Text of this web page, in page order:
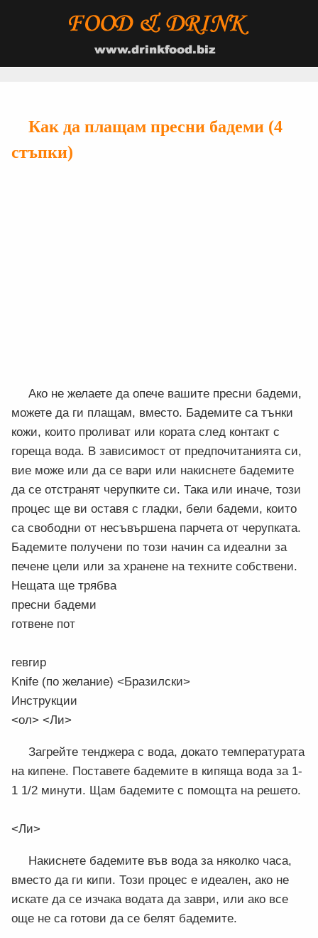
Как да плащам пресни бадеми (4
стъпки)
Ако не желаете да опече вашите пресни бадеми,
можете да ги плащам, вместо. Бадемите са тънки
кожи, които проливат или кората след контакт с
гореща вода. В зависимост от предпочитанията си,
вие може или да се вари или накиснете бадемите
да се отстранят черупките си. Така или иначе, този
процес ще ви оставя с гладки, бели бадеми, които
са свободни от несъвършена парчета от черупката.
Бадемите получени по този начин са идеални за
печене цели или за хранене на техните собствени.
Нещата ще трябва
пресни бадеми
готвене пот
гевгир
Knife (по желание) <Бразилски>
Инструкции
<ол> <Ли>
Загрейте тенджера с вода, докато температурата
на кипене. Поставете бадемите в кипяща вода за 1-
1 1/2 минути. Щам бадемите с помощта на решето.
<Ли>
Накиснете бадемите във вода за няколко часа,
вместо да ги кипи. Този процес е идеален, ако не
искате да се изчака водата да заври, или ако все
още не са готови да се белят бадемите.